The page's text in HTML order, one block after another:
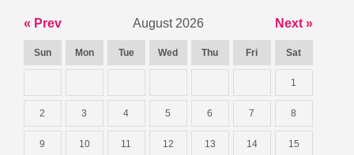
« Prev August 2026 Next »
Sun Mon Tue Wed Thu Fri Sat
1
2 3 4 5 6 7 8
9 10 11 12 13 14 15